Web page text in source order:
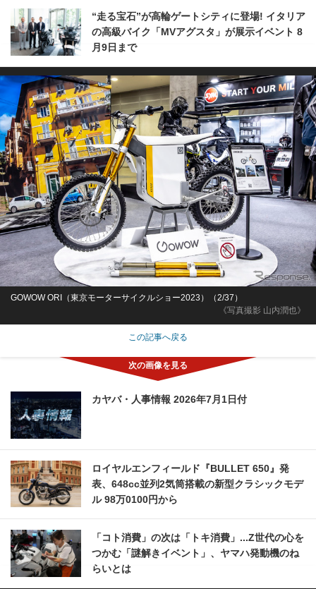
“走る宝石”が高輪ゲートシティに登場! イタリア
の高級バイク「MVアグスタ」が展示イベント 8
月9日まで
《写真撮影 山内潤也》
GOWOW ORI（東京モーターサイクルショー2023）（2/37）
この記事へ戻る
カヤバ・人事情報 2026年7月1日付
ロイヤルエンフィールド『BULLET 650』発
表、648cc並列2気筒搭載の新型クラシックモデ
ル 98万0100円から
「コト消費」の次は「トキ消費」...Z世代の心を
つかむ「謎解きイベント」、ヤマハ発動機のね
らいとは